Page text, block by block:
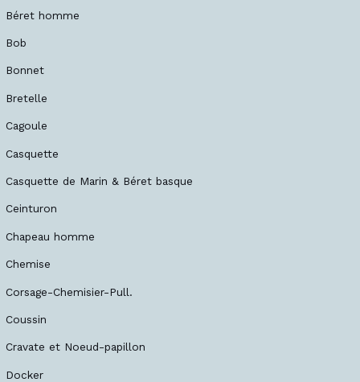
Béret homme
Bob
Bonnet
Bretelle
Cagoule
Casquette
Casquette de Marin & Béret basque
Ceinturon
Chapeau homme
Chemise
Corsage-Chemisier-Pull.
Coussin
Cravate et Noeud-papillon
Docker